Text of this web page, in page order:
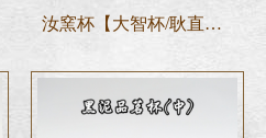
汝窯杯【大智杯/耿直杯─65ml/75ml（豆青/天青】汝窯茶杯